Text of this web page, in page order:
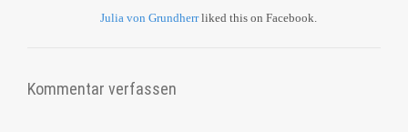
Julia von Grundherrliked this on Facebook.
Kommentar verfassen